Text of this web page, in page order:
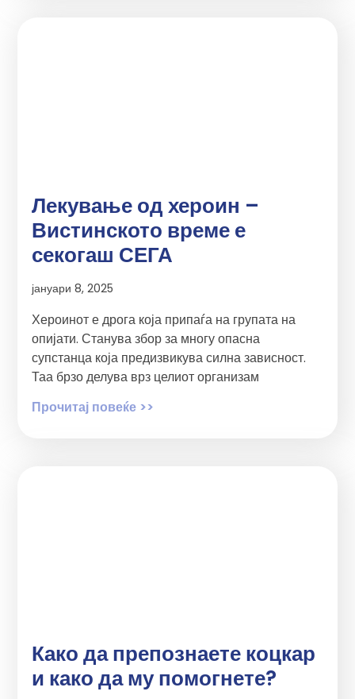
Лекување од хероин –
Вистинското време е
секогаш СЕГА
јануари 8, 2025
Хероинот е дрога која припаѓа на групата на
опијати. Станува збор за многу опасна
супстанца која предизвикува силна зависност.
Таа брзо делува врз целиот организам
Прочитај повеќе >>
Како да препознаете коцкар
и како да му помогнете?